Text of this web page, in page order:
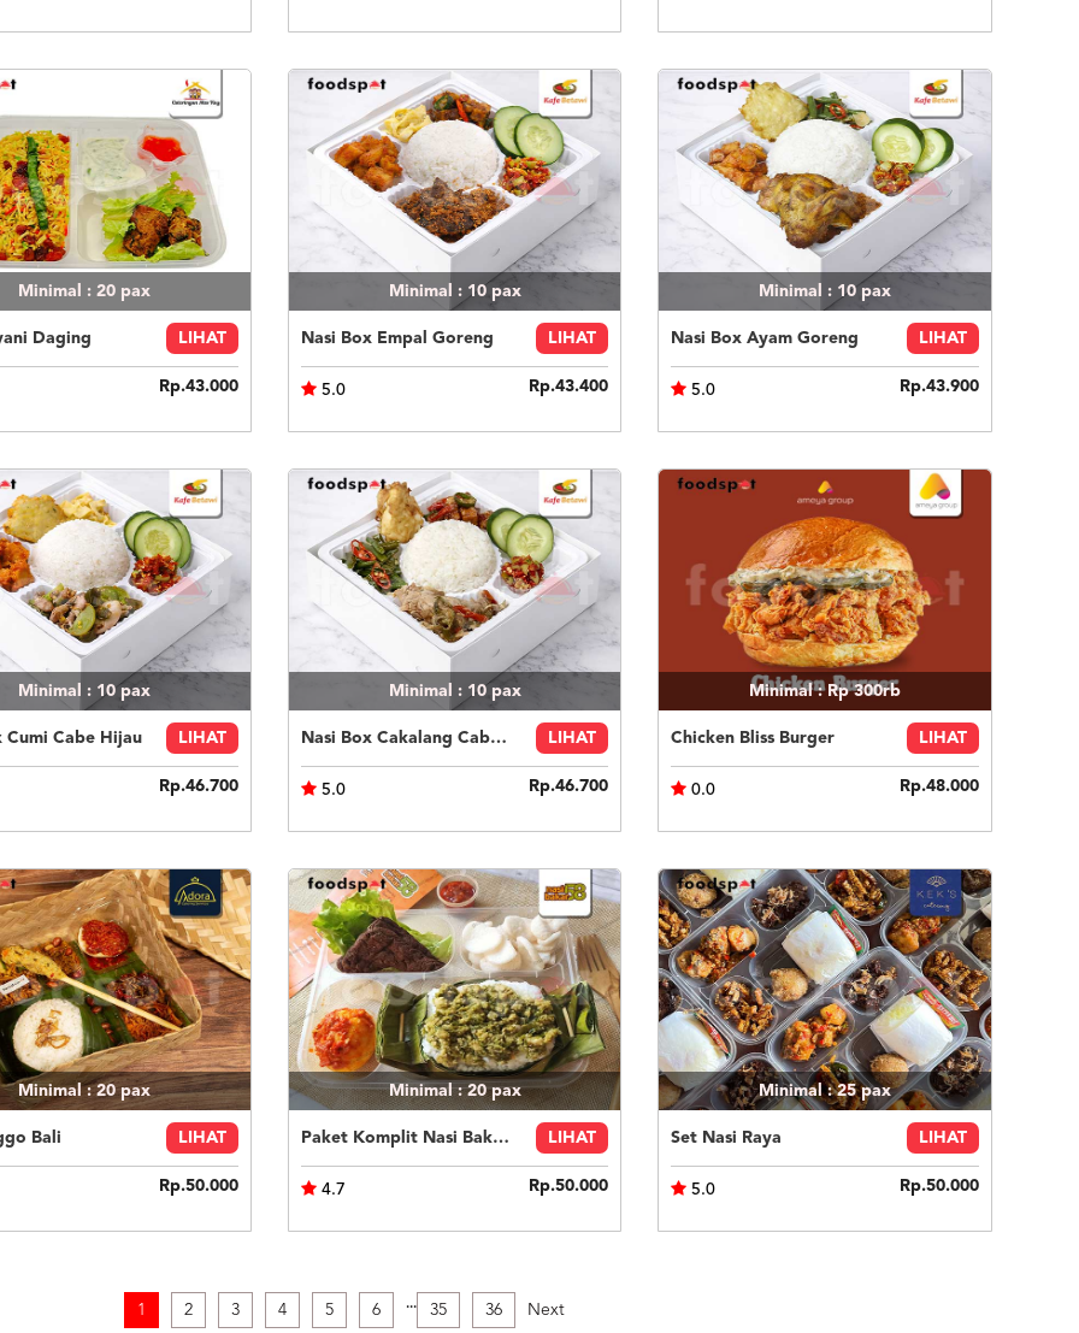
Minimal : 20 pax
Daging LIHAT
Rp.43.000
Minimal : 10 pax
Nasi Box Empal Goreng LIHAT
5.0 Rp.43.400
Minimal : 10 pax
Nasi Box Ayam Goreng LIHAT
5.0 Rp.43.900
Minimal : 10 pax
Cumi Cabe Hijau LIHAT
Rp.46.700
Minimal : 10 pax
Nasi Box Cakalang Cabe Hijau LIHAT
5.0 Rp.46.700
Minimal : Rp 300rb
Chicken Bliss Burger LIHAT
0.0 Rp.48.000
Minimal : 20pax
Bali LIHAT
Rp.50.000
Minimal : 20pax
Paket Komplit Nasi Bakar Ayam Cabe Ijo LIHAT
4.7 Rp.50.000
Minimal : 25pax
Set Nasi Raya LIHAT
5.0 Rp.50.000
1 2 3 4 5 6 ... 35 36 Next